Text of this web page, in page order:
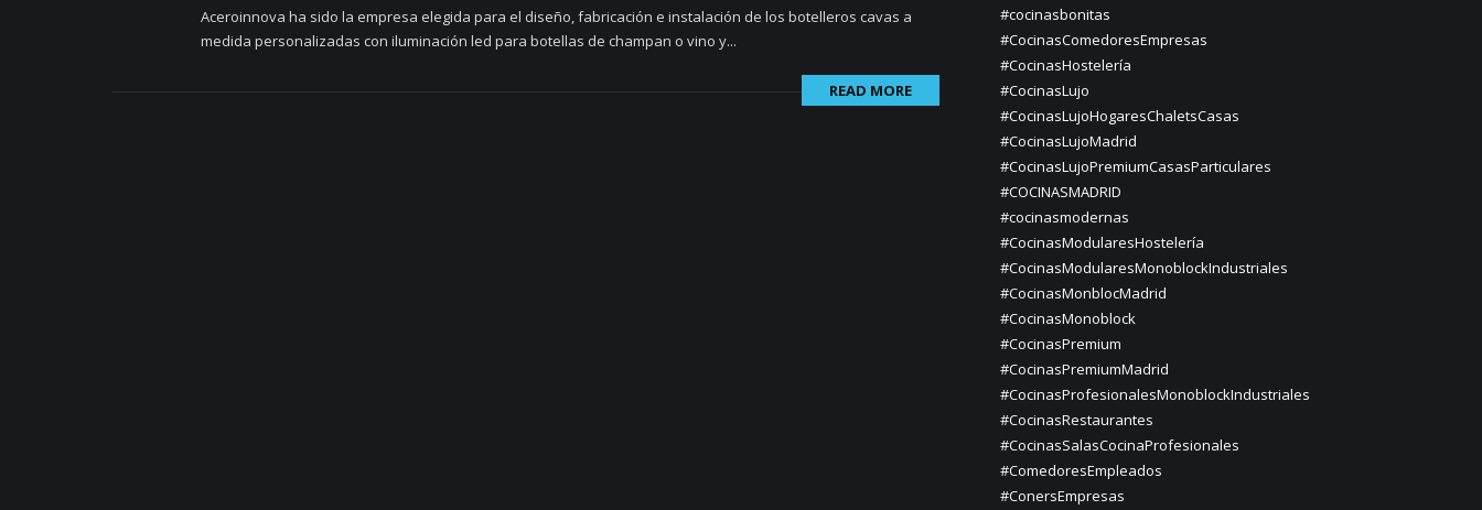
Aceroinnova ha sido la empresa elegida para el diseño, fabricación e instalación de los botelleros cavas a
medida personalizadas con iluminación led para botellas de champan o vino y...
READ MORE
#cocinasbonitas
#CocinasComedoresEmpresas
#CocinasHostelería
#CocinasLujo
#CocinasLujoHogaresChaletsCasas
#CocinasLujoMadrid
#CocinasLujoPremiumCasasParticulares
#COCINASMADRID
#cocinasmodernas
#CocinasModularesHostelería
#CocinasModularesMonoblockIndustriales
#CocinasMonblocMadrid
#CocinasMonoblock
#CocinasPremium
#CocinasPremiumMadrid
#CocinasProfesionalesMonoblockIndustriales
#CocinasRestaurantes
#CocinasSalasCocinaProfesionales
#ComedoresEmpleados
#ConersEmpresas